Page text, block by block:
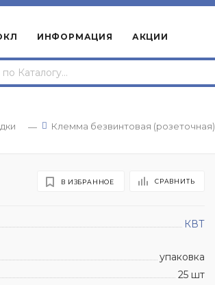
ИНФОРМАЦИЯ АКЦИИ
— Клемма безвинтовая (розеточная)
В ИЗБРАННОЕ СРАВНИТЬ
КВТ
упаковка
25 шт